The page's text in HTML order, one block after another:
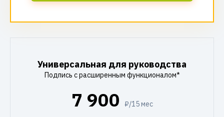
Универсальная для руководства
Подпись с расширенным функционалом*
7 900 ₽/15 мес